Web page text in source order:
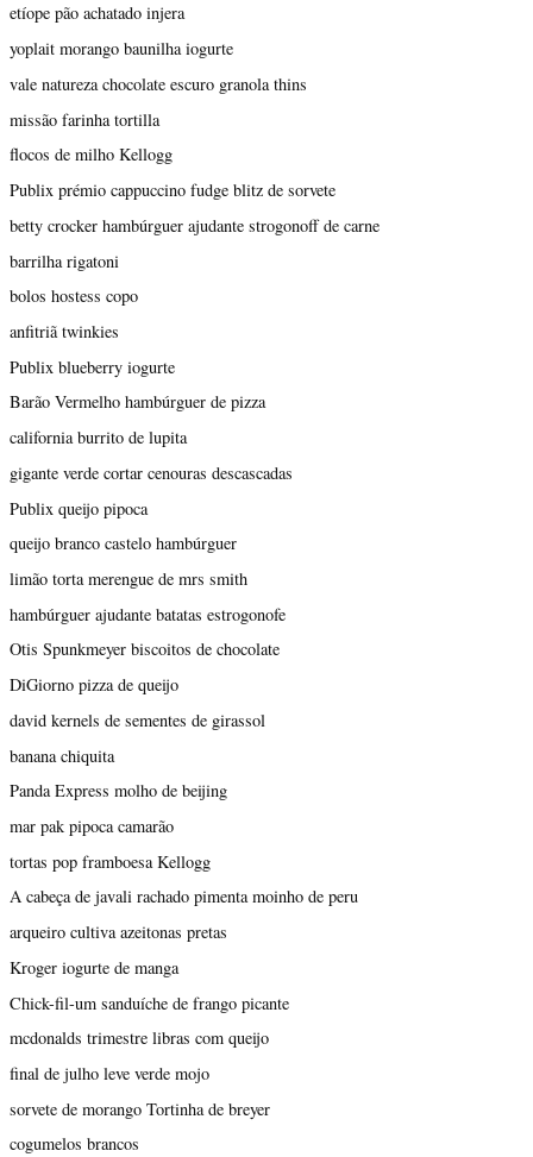
etíope pão achatado injera
yoplait morango baunilha iogurte
vale natureza chocolate escuro granola thins
missão farinha tortilla
flocos de milho Kellogg
Publix prémio cappuccino fudge blitz de sorvete
betty crocker hambúrguer ajudante strogonoff de carne
barrilha rigatoni
bolos hostess copo
anfitriã twinkies
Publix blueberry iogurte
Barão Vermelho hambúrguer de pizza
california burrito de lupita
gigante verde cortar cenouras descascadas
Publix queijo pipoca
queijo branco castelo hambúrguer
limão torta merengue de mrs smith
hambúrguer ajudante batatas estrogonofe
Otis Spunkmeyer biscoitos de chocolate
DiGiorno pizza de queijo
david kernels de sementes de girassol
banana chiquita
Panda Express molho de beijing
mar pak pipoca camarão
tortas pop framboesa Kellogg
A cabeça de javali rachado pimenta moinho de peru
arqueiro cultiva azeitonas pretas
Kroger iogurte de manga
Chick-fil-um sanduíche de frango picante
mcdonalds trimestre libras com queijo
final de julho leve verde mojo
sorvete de morango Tortinha de breyer
cogumelos brancos